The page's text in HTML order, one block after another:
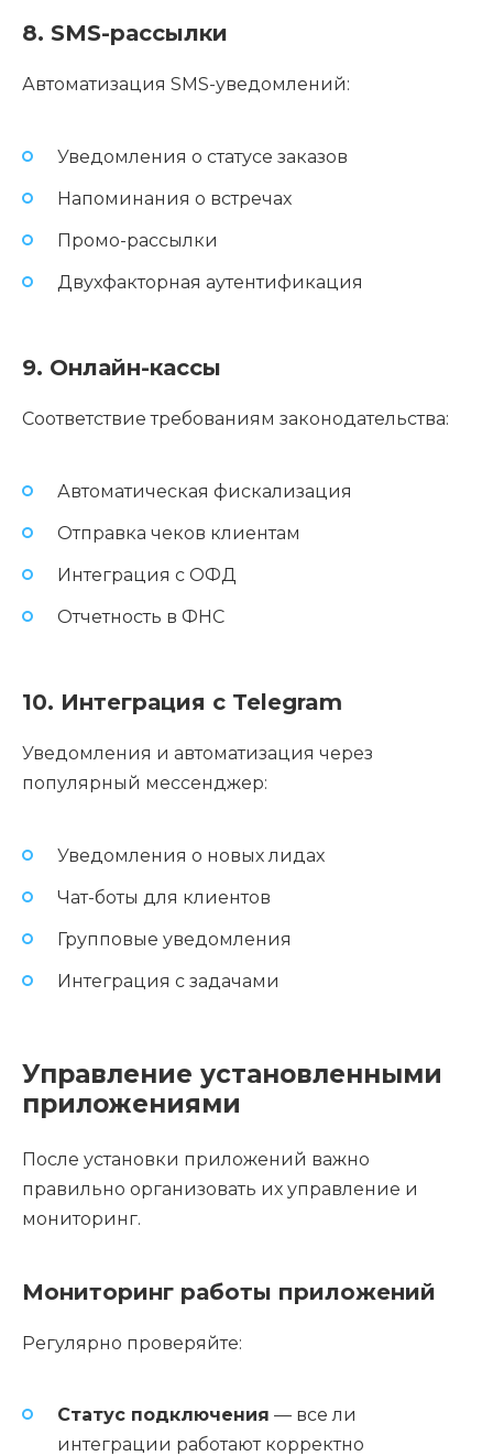
8. SMS-рассылки
Автоматизация SMS-уведомлений:
Уведомления о статусе заказов
Напоминания о встречах
Промо-рассылки
Двухфакторная аутентификация
9. Онлайн-кассы
Соответствие требованиям законодательства:
Автоматическая фискализация
Отправка чеков клиентам
Интеграция с ОФД
Отчетность в ФНС
10. Интеграция с Telegram
Уведомления и автоматизация через
популярный мессенджер:
Уведомления о новых лидах
Чат-боты для клиентов
Групповые уведомления
Интеграция с задачами
Управление установленными
приложениями
После установки приложений важно
правильно организовать их управление и
мониторинг.
Мониторинг работы приложений
Регулярно проверяйте:
Статус подключения — все ли
интеграции работают корректно